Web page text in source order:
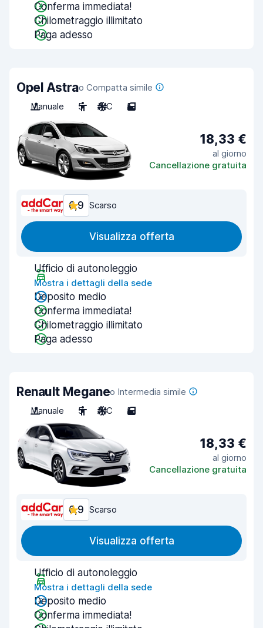
Conferma immediata!
Chilometraggio illimitato
Paga adesso
Opel Astrao Compatta simile
Manuale
5 A/C 5
18,33 €
al giorno
Cancellazione gratuita
6,9 Scarso
Visualizza offerta
Ufficio di autonoleggio
Mostra i dettagli della sede
Deposito medio
Conferma immediata!
Chilometraggio illimitato
Paga adesso
Renault Meganeo Intermedia simile
Manuale
5 A/C 5
18,33 €
al giorno
Cancellazione gratuita
6,9 Scarso
Visualizza offerta
Ufficio di autonoleggio
Mostra i dettagli della sede
Deposito medio
Conferma immediata!